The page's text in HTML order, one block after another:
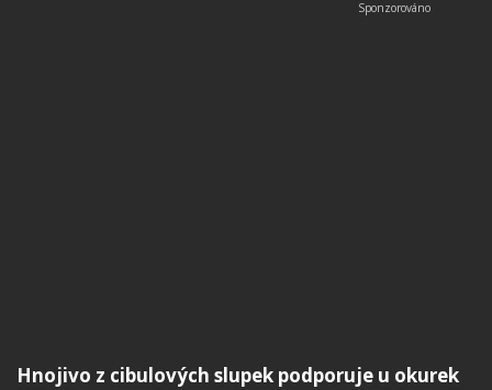
Hnojivo z cibulových slupek podporuje u okurek